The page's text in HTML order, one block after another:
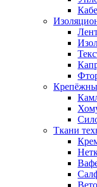
Ткани